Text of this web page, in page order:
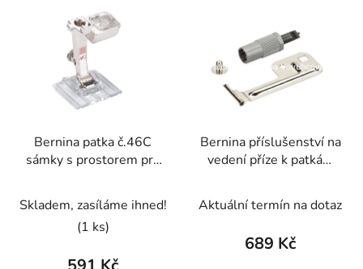
Bernina patka č.46C
sámky s prostorem pro
Skladem, zasíláme ihned!
(1 ks)
Bernina příslušenství na
vedení příze k patkám
Aktuální termín na dotaz
689 Kč